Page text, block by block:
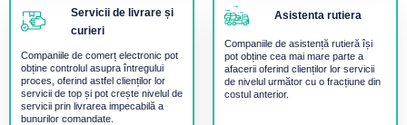
Servicii de livrare și
curieri
Companiile de comerț electronic pot
obține controlul asupra întregului
proces, oferind astfel clienților lor
servicii de top și pot crește nivelul de
servicii prin livrarea impecabilă a
bunurilor comandate.
Asistenta rutiera
Companiile de asistență rutieră își
pot obține cea mai mare parte a
afacerii oferind clienților lor servicii
de nivelul următor cu o fracțiune din
costul anterior.